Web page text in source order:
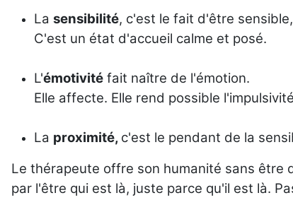
La sensibilité, c'est le fait d'être
C'est un état d'accueil calme et posé.
L'émotivité fait naître de l'émotion.
Elle affecte. Elle rend possible
La proximité, c'est le pendant de la
Le thérapeute offre son humanité sans
par l'être qui est là, juste parce qu'il est là.